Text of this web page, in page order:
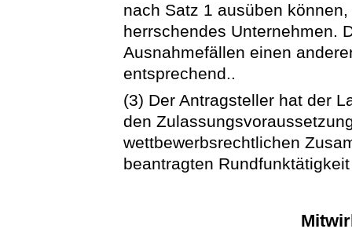
nach Satz 1 ausüben
herrschendes Unternehmen.
Ausnahmefällen einen
entsprechend..
(3) Der Antragsteller hat der
den
wettbewerbsrechtlichen
beantragten